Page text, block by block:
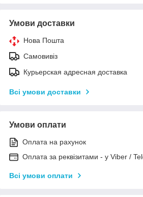
Умови доставки
Нова Пошта
Самовивіз
Курьерская адресная доставка
Всі умови доставки
Умови оплати
Оплата на рахунок
Оплата за реквізитами - у Viber /
Всі умови оплати